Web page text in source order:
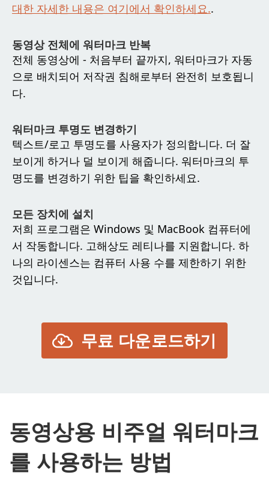
대한 자세한 내용은 여기에서 확인하세요..
동영상 전체에 워터마크 반복
전체 동영상에 - 처음부터 끝까지, 워터마크가 자동
으로 배치되어 저작권 침해로부터 완전히 보호됩니
다.
워터마크 투명도 변경하기
텍스트/로고 투명도를 사용자가 정의합니다. 더 잘
보이게 하거나 덜 보이게 해줍니다. 워터마크의 투
명도를 변경하기 위한 팁을 확인하세요.
모든 장치에 설치
저희 프로그램은 Windows 및 MacBook 컴퓨터에
서 작동합니다. 고해상도 레티나를 지원합니다. 하
나의 라이센스는 컴퓨터 사용 수를 제한하기 위한
것입니다.
무료 다운로드하기
동영상용 비주얼 워터마크
를 사용하는 방법